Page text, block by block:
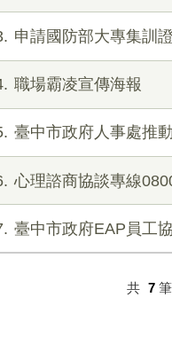
申請國防部大專集訓
職場霸凌宣傳海報
臺中市政府人事處推
心理諮商協談專線
臺中市政府EAP員工
共 7